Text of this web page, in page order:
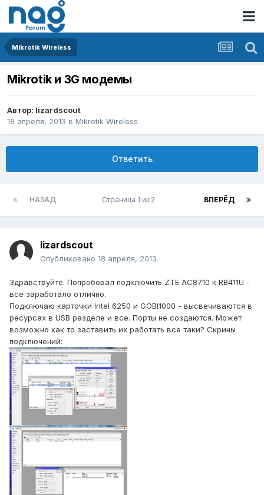
Mikrotik Wireless
Mikrotik и 3G модемы
Автор: lizardscout
18 апреля, 2013 в Mikrotik Wireless
Ответить
НАЗАД ВПЕРЁД
Страница 1 из 2
lizardscout
Опубликовано 18 апреля, 2013
Здравствуйте. Попробовал подключить ZTE AC8710 к RB411U -
все заработало отлично.
Подключаю карточки Intel 6250 и GOBI1000 - высвечиваются в
ресурсах в USB разделе и все. Порты не создаются. Может
возможно как то заставить их работать все таки? Скрины
подключений: